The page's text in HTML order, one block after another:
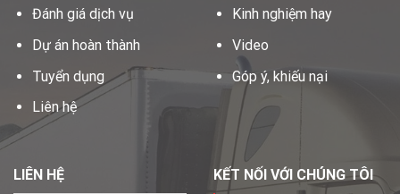
Đánh giá dịch vụ
Dự án hoàn thành
Tuyển dụng
Liên hệ
Kinh nghiệm hay
Video
Góp ý, khiếu nại
LIÊN HỆ KẾT NỐI VỚI CHÚNG TÔI